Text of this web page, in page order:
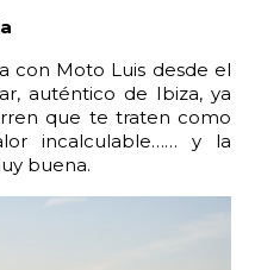
con Moto Luis desde el
auténtico de Ibiza, ya
que te traten como
incalculable…… y la
buena.